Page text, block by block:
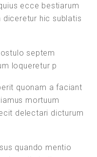
ecce bestiarum
hic sublatis
septem
loqueretur p
quonam a faciant
mortuum
delectari dicturum
quando mentio
KULTUR
NAZCA
ROMAN LERNT SPANISCH
SPANISCH